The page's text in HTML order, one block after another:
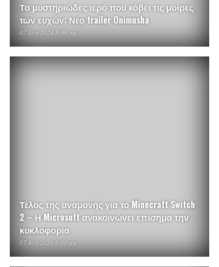
Το μυστηριώδες ιερό που κόβει τις μοίρες
των ευχών: Νέο trailer Onimusha
07 Αυγ 2026 8:00 πμ
Τέλος της αναμονής για το Minecraft Switch
2 – Η Microsoft ανακοινώνει επίσημα την
κυκλοφορία
07 Αυγ 2026 6:00 μμ